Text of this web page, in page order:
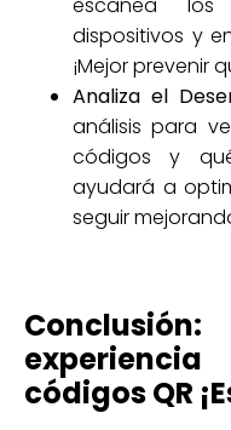
escanea
dispositivos y
¡Mejor prevenir
Analiza el
análisis para
códigos y
ayudará a
seguir
códigos QR